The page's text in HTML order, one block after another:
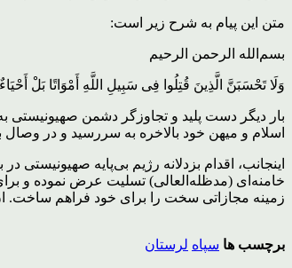
متن این پیام به شرح زیر است:
بسم‌الله الرحمن الرحیم
وَلَا تَحْسَبَنَّ الَّذِینَ قُتِلُوا فِی سَبِیلِ اللَّهِ أَمْوَاتًا
بار دیگر دست پلید و تجاوزگر دشمن صهیونیستی
اسلام و میهن خود بالاخره به سررسید و در
اینجانب، اقدام بزدلانه رژیم بی‌پایه
خامنه‌ای (مدظله‌العالی) تسلیت عرض نموده و
زمینه مجازاتی سخت را برای خود فراهم ساخت.
برچسب ها سپاه لرستان